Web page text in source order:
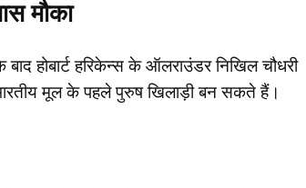
मौका
होबार्ट हरिकेन्स के ऑलराउंडर निखिल चौधरी
मूल के पहले पुरुष खिलाड़ी बन सकते हैं।